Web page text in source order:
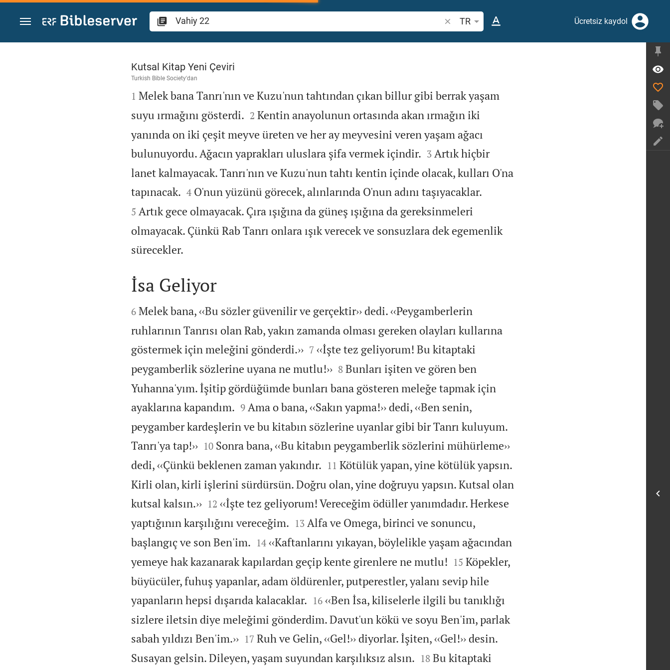
İçeriğe atla
İncil ayeti veya kelime ara
TR Ücretsiz kaydol
Vahiy 22
Kutsal Kitap Yeni Çeviri
Turkish Bible Society'dan

1 Melek bana Tanrı'nın ve Kuzu'nun tahtından çıkan billur gibi berrak yaşam
suyu ırmağını gösterdi.
2 Kentin anayolunun ortasında akan ırmağın iki
yanında on iki çeşit meyve üreten ve her ay meyvesini veren yaşam ağacı
bulunuyordu. Ağacın yaprakları uluslara şifa vermek içindir.
3 Artık hiçbir
lanet kalmayacak. Tanrı'nın ve Kuzu'nun tahtı kentin içinde olacak, kulları O'na
tapınacak.
4 O'nun yüzünü görecek, alınlarında O'nun adını taşıyacaklar.
5 Artık gece olmayacak. Çıra ışığına da güneş ışığına da gereksinmeleri
olmayacak. Çünkü Rab Tanrı onlara ışık verecek ve sonsuzlara dek egemenlik
sürecekler.

İsa Geliyor

6 Melek bana, ‹‹Bu sözler güvenilir ve gerçektir›› dedi. ‹‹Peygamberlerin
ruhlarının Tanrısı olan Rab, yakın zamanda olması gereken olayları kullarına
göstermek için meleğini gönderdi.››
7 ‹‹İşte tez geliyorum! Bu kitaptaki
peygamberlik sözlerine uyana ne mutlu!››
8 Bunları işiten ve gören ben
Yuhanna'yım. İşitip gördüğümde bunları bana gösteren meleğe tapmak için
ayaklarına kapandım.
9 Ama o bana, ‹‹Sakın yapma!›› dedi, ‹‹Ben senin,
peygamber kardeşlerin ve bu kitabın sözlerine uyanlar gibi bir Tanrı kuluyum.
Tanrı'ya tap!››
10 Sonra bana, ‹‹Bu kitabın peygamberlik sözlerini mühürleme››
dedi, ‹‹Çünkü beklenen zaman yakındır.
11 Kötülük yapan, yine kötülük yapsın.
Kirli olan, kirli işlerini sürdürsün. Doğru olan, yine doğruyu yapsın. Kutsal olan
kutsal kalsın.››
12 ‹‹İşte tez geliyorum! Vereceğim ödüller yanımdadır. Herkese
yaptığının karşılığını vereceğim.
13 Alfa ve Omega, birinci ve sonuncu,
başlangıç ve son Ben'im.
14 ‹‹Kaftanlarını yıkayan, böylelikle yaşam ağacından
yemeye hak kazanarak kapılardan geçip kente girenlere ne mutlu!
15 Köpekler,
büyücüler, fuhuş yapanlar, adam öldürenler, putperestler, yalanı sevip hile
yapanların hepsi dışarıda kalacaklar.
16 ‹‹Ben İsa, kiliselerle ilgili bu tanıklığı
sizlere iletsin diye meleğimi gönderdim. Davut'un kökü ve soyu Ben'im, parlak
sabah yıldızı Ben'im.››
17 Ruh ve Gelin, ‹‹Gel!›› diyorlar. İşiten, ‹‹Gel!›› desin.
Susayan gelsin. Dileyen, yaşam suyundan karşılıksız alsın.
18 Bu kitaptaki